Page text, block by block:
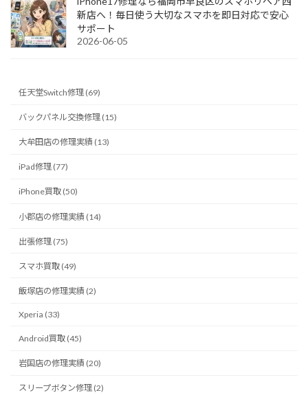
新店へ！毎日使う大切なスマホを即日対応で安心
サポート
2026-06-05
任天堂Switch修理 (69)
バックパネル交換修理 (15)
大牟田店の修理実績 (13)
iPad修理 (77)
iPhone買取 (50)
小郡店の修理実績 (14)
出張修理 (75)
スマホ買取 (49)
飯塚店の修理実績 (2)
Xperia (33)
Android買取 (45)
岩国店の修理実績 (20)
スリープボタン修理 (2)